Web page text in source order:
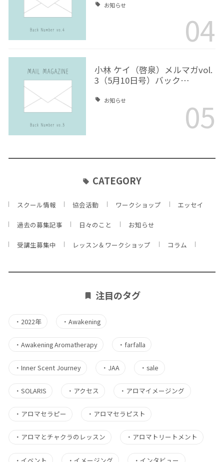
お知らせ
04
小林 ケイ（啓泉）メルマガvol.
3（5月10日号）バック…
お知らせ 05
CATEGORY
スクール情報 協会活動 ワークショップ エッセイ
過去の募集記事 日々のこと お知らせ
受講生募集中 レッスン＆ワークショップ コラム
注目のタグ
・ 2022年 ・Awakening
・ Awakening Aromatherapy ・ farfalla
・ Inner Scent Journey ・ JAA ・sale
・ SOLARIS ・ アクセス ・ アロマイメージング
・ アロマセラピー ・ アロマセラピスト
・ アロマとチャクラのレッスン ・ アロマトリートメント
・ イベント ・ イメージング ・ インタビュー